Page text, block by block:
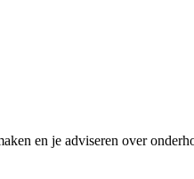
en je adviseren over